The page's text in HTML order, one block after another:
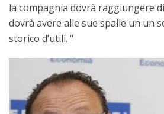
la compagnia dovrà raggiungere
dovrà avere alle sue spalle un un
storico d’utili. “